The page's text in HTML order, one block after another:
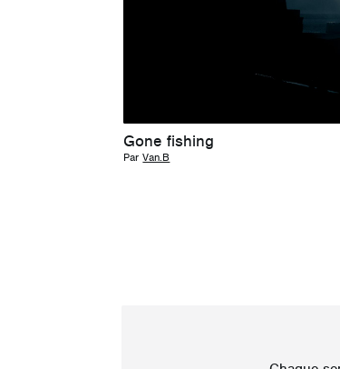
Gone fishing
Par Van.B